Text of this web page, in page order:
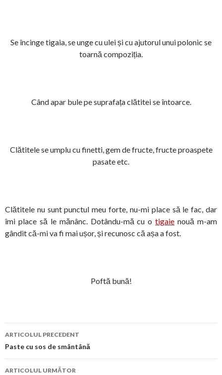
Se încinge tigaia, se unge cu ulei și cu ajutorul unui polonic se
toarnă compoziția.
Când apar bule pe suprafața clătitei se întoarce.
Clătitele se umplu cu finetti, gem de fructe, fructe proaspete
pasate etc.
Clătitele nu sunt punctul meu forte, nu-mi place să le fac, dar
îmi place să le mănânc. Dotându-mă cu otigaie nouă m-am
gândit că-mi va fi mai ușor, și recunosc că așa a fost.
Poftă bună!
Navigare
în
articol
ARTICOLUL PRECEDENT
Paste cu sos de smântână
ARTICOLUL URMĂTOR